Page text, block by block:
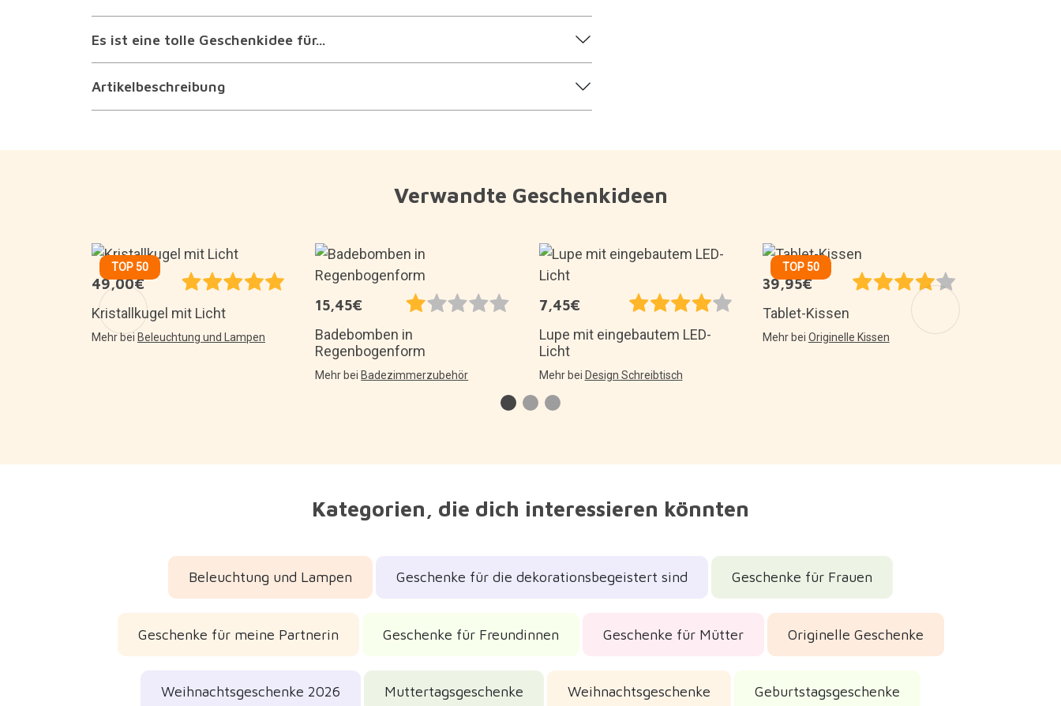
Es ist eine tolle Geschenkidee für...
Artikelbeschreibung
Verwandte Geschenkideen
TOP 50
49,00€
Kristallkugel mit Licht
Mehr bei Beleuchtung und Lampen
15,45€
Badebomben in
Regenbogenform
Mehr bei Badezimmerzubehör
7,45€
Lupe mit eingebautem LED-
Licht
Mehr bei Design Schreibtisch
TOP 50
39,95€
Tablet-Kissen
Mehr bei Originelle Kissen
Kategorien, die dich interessieren könnten
Beleuchtung und Lampen Geschenke für die dekorationsbegeistert sind Geschenke für Frauen
Geschenke für meine Partnerin Geschenke für Freundinnen Geschenke für Mütter Originelle Geschenke
Weihnachtsgeschenke 2026 Muttertagsgeschenke Weihnachtsgeschenke Geburtstagsgeschenke